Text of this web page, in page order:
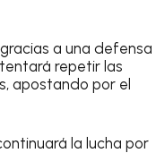
a una defensa
repetir las
apostando por el
la lucha por